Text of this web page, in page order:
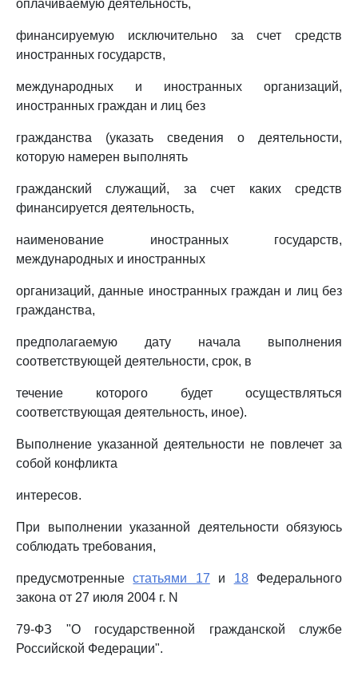
оплачиваемую деятельность,
финансируемую исключительно за счет средств
иностранных государств,
международных и иностранных организаций,
иностранных граждан и лиц без
гражданства (указать сведения о деятельности,
которую намерен выполнять
гражданский служащий, за счет каких средств
финансируется деятельность,
наименование иностранных государств,
международных и иностранных
организаций, данные иностранных граждан и лиц без
гражданства,
предполагаемую дату начала выполнения
соответствующей деятельности, срок, в
течение которого будет осуществляться
соответствующая деятельность, иное).
Выполнение указанной деятельности не повлечет за
собой конфликта
интересов.
При выполнении указанной деятельности обязуюсь
соблюдать требования,
предусмотренныестатьями 17 и 18Федерального
закона от 27 июля 2004 г. N
79-ФЗ "О государственной гражданской службе
Российской Федерации".